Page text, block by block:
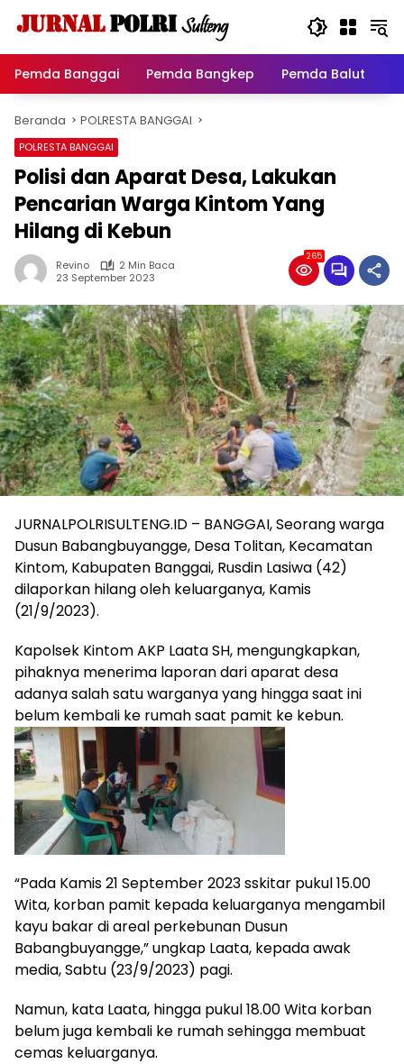
Pemda Banggai
Pemda Bangkep Pemda Balut
Beranda POLRESTA BANGGAI
POLRESTA BANGGAI
Polisi dan Aparat Desa, Lakukan
Pencarian Warga Kintom Yang
Hilang di Kebun
Revino
2 Min Baca
23 September 2023
265
JURNALPOLRISULTENG.ID – BANGGAI, Seorang warga
Dusun Babangbuyangge, Desa Tolitan, Kecamatan
Kintom, Kabupaten Banggai, Rusdin Lasiwa (42)
dilaporkan hilang oleh keluarganya, Kamis
(21/9/2023).
Kapolsek Kintom AKP Laata SH, mengungkapkan,
pihaknya menerima laporan dari aparat desa
adanya salah satu warganya yang hingga saat ini
belum kembali ke rumah saat pamit ke kebun.
“Pada Kamis 21 September 2023 sskitar pukul 15.00
Wita, korban pamit kepada keluarganya mengambil
kayu bakar di areal perkebunan Dusun
Babangbuyangge,” ungkap Laata, kepada awak
media, Sabtu (23/9/2023) pagi.
Namun, kata Laata, hingga pukul 18.00 Wita korban
belum juga kembali ke rumah sehingga membuat
cemas keluarganya.